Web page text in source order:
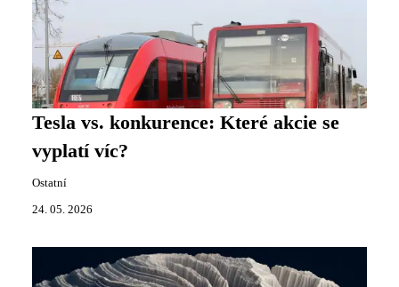
Tesla vs. konkurence: Které akcie se
vyplatí víc?
Ostatní
24. 05. 2026